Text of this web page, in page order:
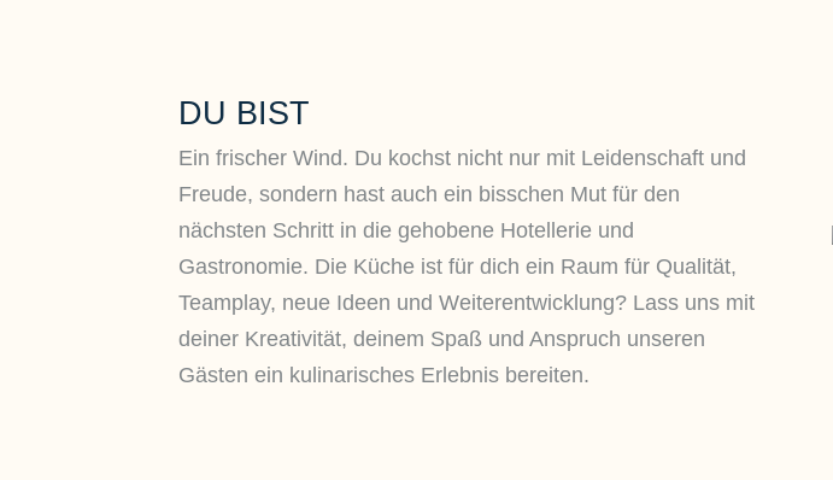
DU BIST
Ein frischer Wind. Du kochst nicht nur mit Leidenschaft und
Freude, sondern hast auch ein bisschen Mut für den
nächsten Schritt in die gehobene Hotellerie und
Gastronomie. Die Küche ist für dich ein Raum für Qualität,
Teamplay, neue Ideen und Weiterentwicklung? Lass uns mit
deiner Kreativität, deinem Spaß und Anspruch unseren
Gästen ein kulinarisches Erlebnis bereiten.